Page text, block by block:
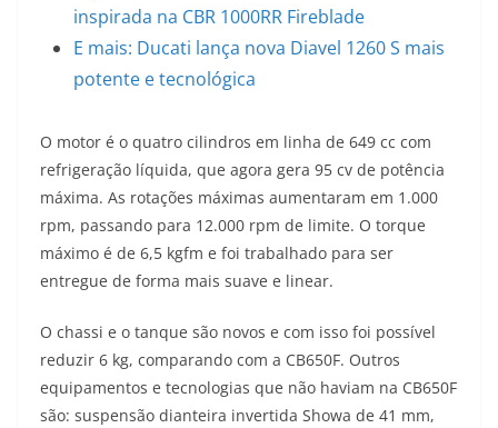
inspirada na CBR 1000RR Fireblade
E mais: Ducati lança nova Diavel 1260 S mais
potente e tecnológica
O motor é o quatro cilindros em linha de 649 cc com
refrigeração líquida, que agora gera 95 cv de potência
máxima. As rotações máximas aumentaram em 1.000
rpm, passando para 12.000 rpm de limite. O torque
máximo é de 6,5 kgfm e foi trabalhado para ser
entregue de forma mais suave e linear.
O chassi e o tanque são novos e com isso foi possível
reduzir 6 kg, comparando com a CB650F. Outros
equipamentos e tecnologias que não haviam na CB650F
são: suspensão dianteira invertida Showa de 41 mm,